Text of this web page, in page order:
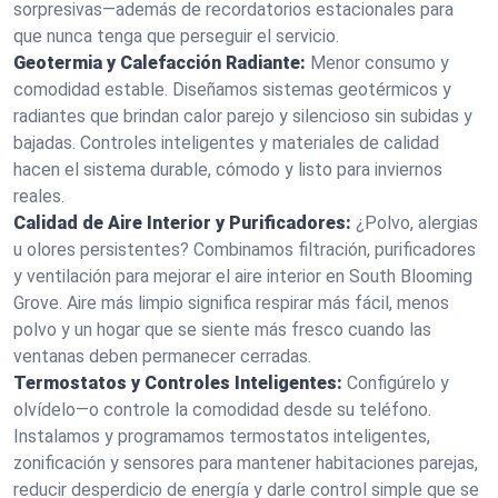
sorpresivas—además de recordatorios estacionales para
que nunca tenga que perseguir el servicio.
Geotermia y Calefacción Radiante: Menor consumo y
comodidad estable. Diseñamos sistemas geotérmicos y
radiantes que brindan calor parejo y silencioso sin subidas y
bajadas. Controles inteligentes y materiales de calidad
hacen el sistema durable, cómodo y listo para inviernos
reales.
Calidad de Aire Interior y Purificadores: ¿Polvo, alergias
u olores persistentes? Combinamos filtración, purificadores
y ventilación para mejorar el aire interior en South Blooming
Grove. Aire más limpio significa respirar más fácil, menos
polvo y un hogar que se siente más fresco cuando las
ventanas deben permanecer cerradas.
Termostatos y Controles Inteligentes: Configúrelo y
olvídelo—o controle la comodidad desde su teléfono.
Instalamos y programamos termostatos inteligentes,
zonificación y sensores para mantener habitaciones parejas,
reducir desperdicio de energía y darle control simple que se